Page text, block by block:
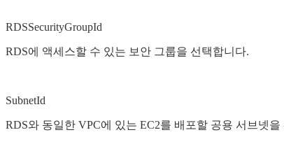
RDSSecurityGroupId
RDS에 액세스할 수 있는 보안 그룹을 선택합니다.
SubnetId
RDS와 동일한 VPC에 있는 EC2를 배포할 공용 서브넷을